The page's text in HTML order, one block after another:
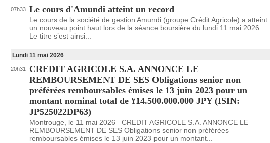
07h33 Le cours d'Amundi atteint un record
Le cours de la société de gestion Amundi (groupe Crédit Agricole) a atteint
un nouveau point haut lors de la séance boursière du lundi 11 mai 2026.
Le titre s’est ainsi...
Lundi 11 mai 2026
20h31
CREDIT AGRICOLE S.A. ANNONCE LE
REMBOURSEMENT DE SES Obligations senior non
préférées remboursables émises le 13 juin 2023 pour un
montant nominal total de ¥14.500.000.000 JPY (ISIN:
JP525022DP63)
Montrouge, le 11 mai 2026 CREDIT AGRICOLE S.A. ANNONCE LE
REMBOURSEMENT DE SES Obligations senior non préférées
remboursables émises le 13 juin 2023 pour un montant...